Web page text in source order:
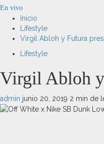
En vivo
Inicio
Lifestyle
Virgil Abloh y Futura
Lifestyle
Virgil Abloh
admin junio 20, 2019 2 min de